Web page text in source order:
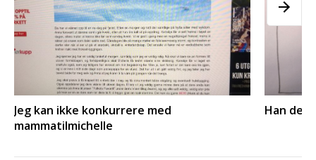
Jeg kan ikke konkurrere med
mammatilmichelle
Han der